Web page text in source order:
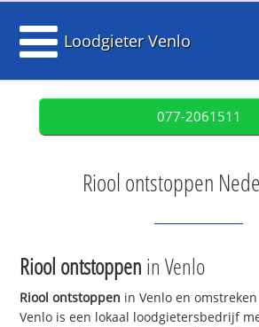
Loodgieter Venlo
077-2061511
Riool ontstoppen
Riool ontstoppen in Venlo
Riool ontstoppen in Venlo en
Venlo is een lokaal loodgietersbedrijf